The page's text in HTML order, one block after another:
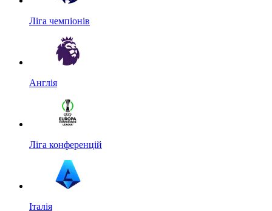
Ліга чемпіонів
Англія
Ліга конференцій
Італія